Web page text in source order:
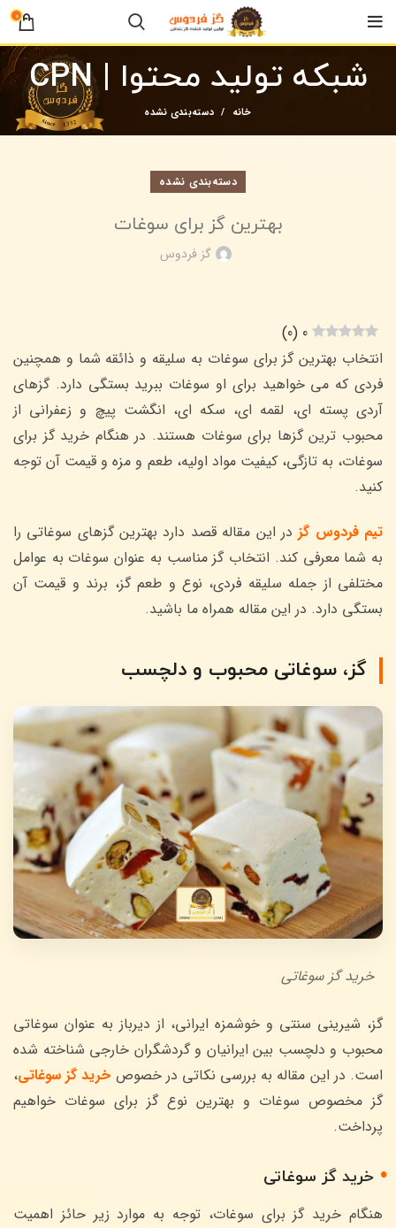
0
شبکه تولید محتوا | CPN
خانه دسته‌بندی نشده
دسته‌بندی نشده
بهترین گز برای سوغات
گز فردوس
0
(
0
)
انتخاب بهترین گز برای سوغات به سلیقه و ذائقه شما و همچنین
فردی که می خواهید برای او سوغات ببرید بستگی دارد. گزهای
آردی پسته ای، لقمه ای، سکه ای، انگشت پیچ و زعفرانی از
محبوب ترین گزها برای سوغات هستند. در هنگام خرید گز برای
سوغات، به تازگی، کیفیت مواد اولیه، طعم و مزه و قیمت آن توجه
کنید.
تیم فردوس گزدر این مقاله قصد دارد بهترین گزهای سوغاتی را
به شما معرفی کند. انتخاب گز مناسب به عنوان سوغات به عوامل
مختلفی از جمله سلیقه فردی، نوع و طعم گز، برند و قیمت آن
بستگی دارد. در این مقاله همراه ما باشید.
گز، سوغاتی محبوب و دلچسب
خرید گز سوغاتی
گز، شیرینی سنتی و خوشمزه ایرانی، از دیرباز به عنوان سوغاتی
محبوب و دلچسب بین ایرانیان و گردشگران خارجی شناخته شده
است. در این مقاله به بررسی نکاتی در خصوص خرید گز سوغاتی،
گز مخصوص سوغات و بهترین نوع گز برای سوغات خواهیم
پرداخت.
خرید گز سوغاتی
هنگام خرید گز برای سوغات، توجه به موارد زیر حائز اهمیت